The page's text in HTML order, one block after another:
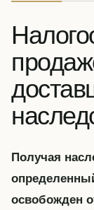
Получая
освобожден